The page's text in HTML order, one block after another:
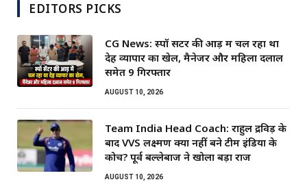
EDITORS PICKS
CG News: स्पॉ सेंटर की आड़ में चल रहा था
देह व्यापार का खेल, मैनेजर और महिला दलाल
समेत 9 गिरफ्तार
AUGUST 10, 2026
Team India Head Coach: राहुल द्रविड़ के
बाद VVS लक्ष्मण क्यों नहीं बने टीम इंडिया के
कोच? पूर्व बल्लेबाज ने खोला बड़ा राज
AUGUST 10, 2026